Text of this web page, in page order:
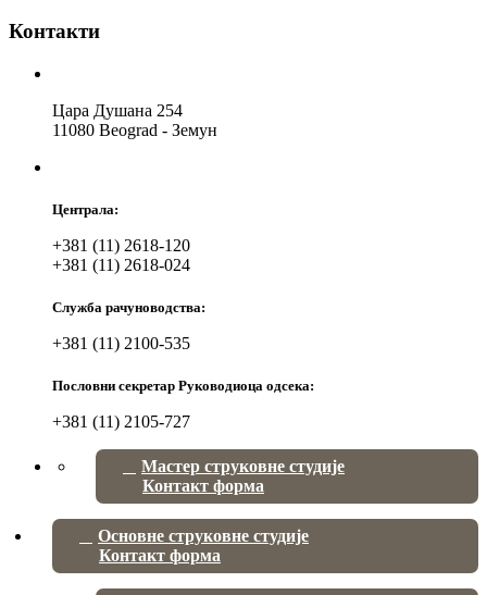
Контакти
Цара Душана 254
11080 Beograd - Земун
Централа:
+381 (11) 2618-120
+381 (11) 2618-024
Служба рачуноводства:
+381 (11) 2100-535
Пословни секретар Руководиоца одсека:
+381 (11) 2105-727
Мастер струковне студије
Контакт форма
Основне струковне студије
Контакт форма